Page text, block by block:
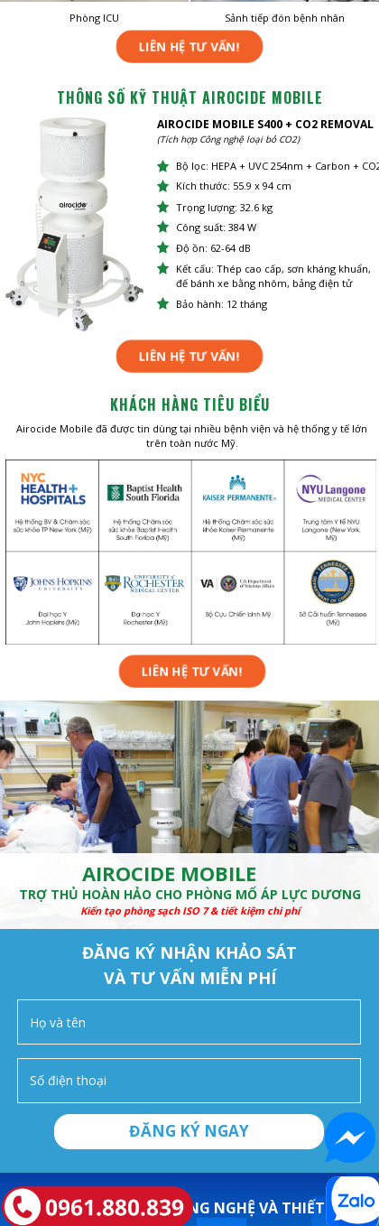
LIÊN HỆ TƯ VẤN!
Phòng ICU Sảnh tiếp đón bệnh nhân
LIÊN HỆ TƯ VẤN!
AIROCIDE MOBILE S400 + CO2 REMOVAL
(Tích hợp Công nghệ loại bỏ CO2)
Bộ lọc: HEPA + UVC 254nm + Carbon + CO2
Kích thước: 55.9 x 94 cm
Trọng lượng: 32.6 kg
Công suất: 384 W
Độ ồn: 62-64 dB
Kết cấu: Thép cao cấp, sơn kháng khuẩn,
đế bánh xe bằng nhôm, bảng điện tử
Bảo hành: 12 tháng
THÔNG SỐ KỸ THUẬT AIROCIDE MOBILE
Airocide Mobile đã được tin dùng tại nhiều bệnh viện và hệ thống y tế lớn
trên toàn nước Mỹ.
LIÊN HỆ TƯ VẤN!
KHÁCH HÀNG TIÊU BIỂU
ĐĂNG KÝ NHẬN KHẢO SÁT
VÀ TƯ VẤN MIỄN PHÍ
ĐĂNG KÝ NGAY
AIROCIDE MOBILE
TRỢ THỦ HOÀN HẢO CHO PHÒNG MỔ ÁP LỰC DƯƠNG
Kiến tạo phòng sạch ISO 7 & tiết kiệm chi phí
CÔNG TY CỔ PHẦN CÔNG NGHỆ VÀ THIẾT